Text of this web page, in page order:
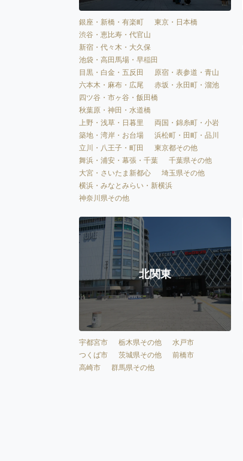
銀座・新橋・有楽町
東京・日本橋
渋谷・恵比寿・代官山
新宿・代々木・大久保
池袋・高田馬場・早稲田
目黒・白金・五反田
原宿・表参道・青山
六本木・麻布・広尾
赤坂・永田町・溜池
四ツ谷・市ヶ谷・飯田橋
秋葉原・神田・水道橋
上野・浅草・日暮里
両国・錦糸町・小岩
築地・湾岸・お台場
浜松町・田町・品川
立川・八王子・町田
東京都その他
舞浜・浦安・幕張・千葉
千葉県その他
大宮・さいたま新都心
埼玉県その他
横浜・みなとみらい・新横浜
神奈川県その他
北関東
宇都宮市 栃木県その他
水戸市
つくば市
茨城県その他
前橋市
高崎市
群馬県その他